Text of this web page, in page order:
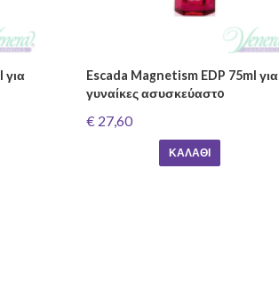
για
Escada Magnetism EDP 75ml για
γυναίκες ασυσκεύαστo
€ 27,60
ΚΑΛΆΘΙ